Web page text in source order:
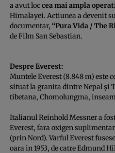
a avut loccea mai ampla
Himalayei. Actiunea a devenit
documentar, “Pura Vida / The
de Film San Sebastian.
Despre Everest:
Muntele Everest (8.848 m) este
situat la granita dintre Nepal şi
tibetana, Chomolungma,
Italianul Reinhold Messner a
Everest, fara oxigen
(prin Nord). Varful Everest
oara in 1953, de catre Edmund